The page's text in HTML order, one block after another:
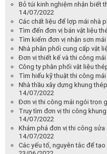
Bỏ túi kinh nghiệm nhận biết
14/07/2022
Các chất liệu để lợp mái nhà
Tìm đến đơn vị bán vật liệu
Tìm kiếm đơn vị nhận sơn
Nhà phân phối cung cấp vật
Đơn vị thiết kế và thi công
Công ty phân phối vật liệu
Tìm hiểu kỹ thuật thi công
Nhà thầu xây dựng khung
14/07/2022
Đơn vị thi công mái ngói trọn
Truy tìm đơn vị thi công
14/07/2022
Khám phá đơn vị thi công
14/07/2022
Các yếu tố, nguyên tắc để